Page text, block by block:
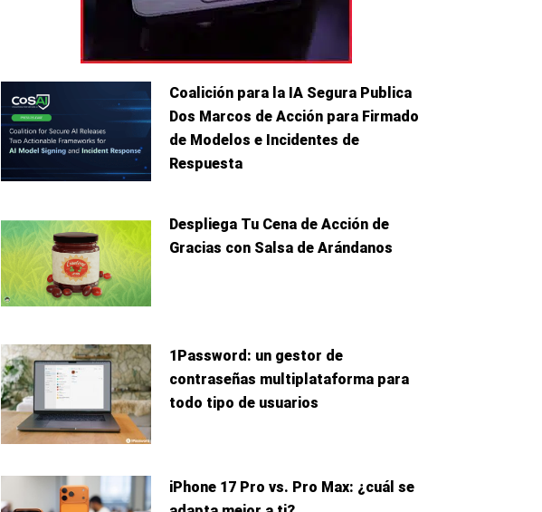
Coalición para la IA Segura Publica
Dos Marcos de Acción para Firmado
de Modelos e Incidentes de
Respuesta
Despliega Tu Cena de Acción de
Gracias con Salsa de Arándanos
1Password: un gestor de
contraseñas multiplataforma para
todo tipo de usuarios
iPhone 17 Pro vs. Pro Max: ¿cuál se